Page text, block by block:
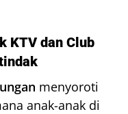
KTV dan Club
menyoroti
anak-anak di